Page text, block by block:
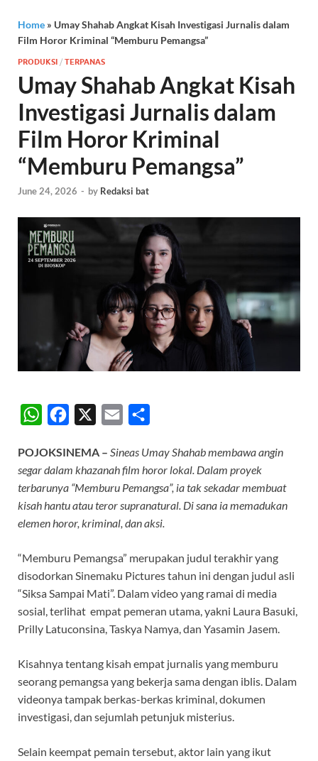
Home » Umay Shahab Angkat Kisah Investigasi Jurnalis dalam
Film Horor Kriminal “Memburu Pemangsa”
PRODUKSI / TERPANAS
Umay Shahab Angkat Kisah
Investigasi Jurnalis dalam
Film Horor Kriminal
“Memburu Pemangsa”
June 24, 2026 - by Redaksi bat
W
a
t
s
A
p
c
e
o
k
a
i
a
r
POJOKSINEMA – Sineas Umay Shahab membawa angin
segar dalam khazanah film horor lokal. Dalam proyek
terbarunya “Memburu Pemangsa”, ia tak sekadar membuat
kisah hantu atau teror supranatural. Di sana ia memadukan
elemen horor, kriminal, dan aksi.
“Memburu Pemangsa” merupakan judul terakhir yang
disodorkan Sinemaku Pictures tahun ini dengan judul asli
“Siksa Sampai Mati”. Dalam video yang ramai di media
sosial, terlihat empat pemeran utama, yakni Laura Basuki,
Prilly Latuconsina, Taskya Namya, dan Yasamin Jasem.
Kisahnya tentang kisah empat jurnalis yang memburu
seorang pemangsa yang bekerja sama dengan iblis. Dalam
videonya tampak berkas-berkas kriminal, dokumen
investigasi, dan sejumlah petunjuk misterius.
Selain keempat pemain tersebut, aktor lain yang ikut